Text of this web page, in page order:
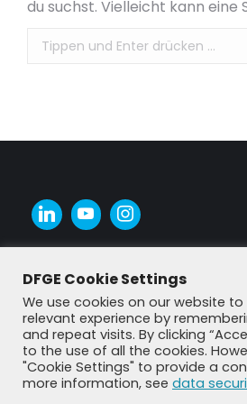
du suchst. Vielleicht kann eine
Suchen:
DFGE Cookie Settings
We use cookies on our website
relevant experience by
and repeat visits. By clicking
to the use of all the cookies.
"Cookie Settings" to provide a
more information, see data